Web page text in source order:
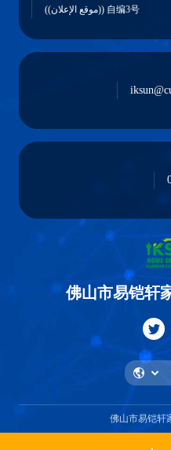
自编3号 ((موقع الإعلان))
佛山市易铠轩
佛山市易铠轩